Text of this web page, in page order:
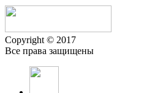
Copyright © 2017
Все права защищены